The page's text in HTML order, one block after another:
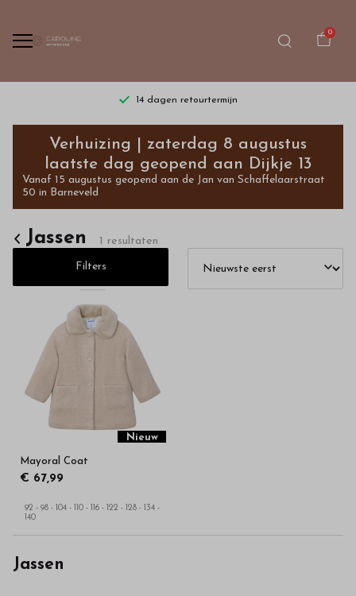
0
14 dagen retourtermijn
Jassen
Bestel
kinderkleding
hoge
kwaliteit
onze
webshop
Verhuizing | zaterdag 8 augustus
laatste dag geopend aan Dijkje 13
Vanaf 15 augustus geopend aan de Jan van Schaffelaarstraat
50 in Barneveld
Jassen 1 resultaten
Filters
Nieuw
Mayoral Coat
€ 67,99
92 - 98 - 104 - 110 - 116 - 122 - 128 - 134 -
140
Jassen